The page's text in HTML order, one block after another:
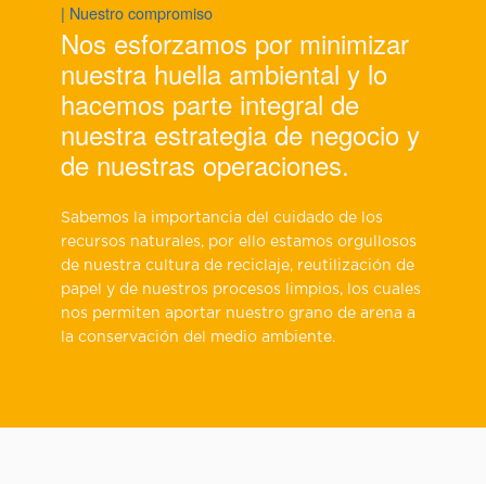
| Nuestro compromiso
Nos esforzamos por minimizar
nuestra huella ambiental y lo
hacemos parte integral de
nuestra estrategia de negocio y
de nuestras operaciones.
Sabemos la importancia del cuidado de los
recursos naturales, por ello estamos orgullosos
de nuestra cultura de reciclaje, reutilización de
papel y de nuestros procesos limpios, los cuales
nos permiten aportar nuestro grano de arena a
la conservación del medio ambiente.